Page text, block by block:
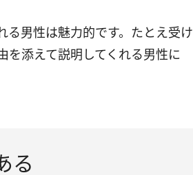
る男性は魅力的です。たとえ受け
を添えて説明してくれる男性に
る